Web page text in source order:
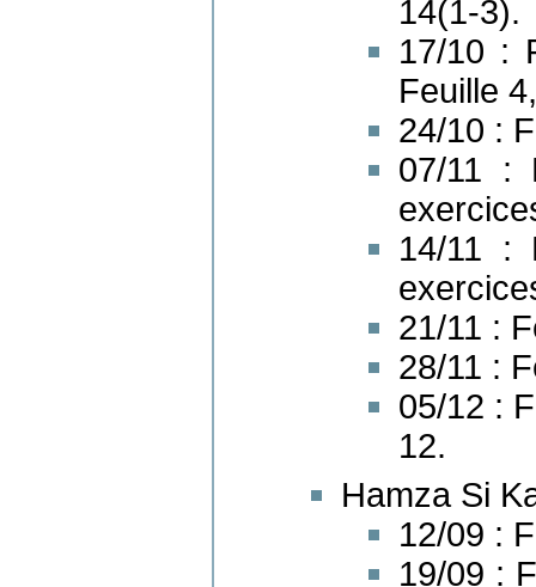
14(1-3).
17/10 :
Feuille
24/10 :
07/11 :
14/11 :
21/11 :
28/11 :
05/12 :
12.
Hamza Si
12/09 :
19/09 :